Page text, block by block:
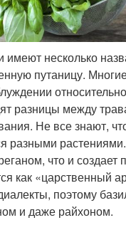
имеют несколько
путаницу.
разницы между
Не все знают,
разными
что и создает
как «царственный
поэтому
и даже райхоном.